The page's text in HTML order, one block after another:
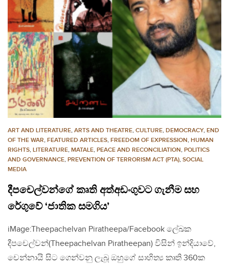
ART AND LITERATURE, ARTS AND THEATRE, CULTURE, DEMOCRACY, END
OF THE WAR, FEATURED ARTICLES, FREEDOM OF EXPRESSION, HUMAN
RIGHTS, LITERATURE, MATALE, PEACE AND RECONCILIATION, POLITICS
AND GOVERNANCE, PREVENTION OF TERRORISM ACT (PTA), SOCIAL
MEDIA
දීපචෙල්වන්ගේ කෘති අත්අඩංගුවට ගැනීම සහ
රේගුවේ ‘ජාතික සමගිය’
iMage:Theepachelvan Piratheepa/Facebook ලේඛක
දීපචෙල්වන්(Theepachelvan Piratheepan) විසින් ඉන්දියාවේ,
චෙන්නායි සිට ගෙන්වනු ලැබූ ඔහුගේ සාහිත්‍ය කෘති 360ක